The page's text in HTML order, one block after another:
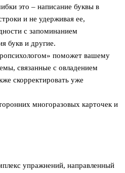
это – написание буквы в
и не удерживая ее,
с запоминанием
букв и другие.
поможет вашему
связанные с овладением
скорректировать уже
многоразовых карточек и
упражнений, направленный